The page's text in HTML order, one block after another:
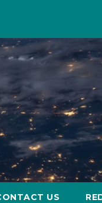
US